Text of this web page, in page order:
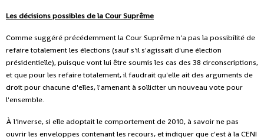
Les décisions possibles de la Cour Suprême
Comme suggéré précédemment la Cour Suprême n'a pas la possibilité de
refaire totalement les élections (sauf s'il s'agissait d'une élection
présidentielle), puisque vont lui être soumis les cas des 38 circonscriptions,
et que pour les refaire totalement, il faudrait qu'elle ait des arguments de
droit pour chacune d'elles, l'amenant à solliciter un nouveau vote pour
l'ensemble.
À l'inverse, si elle adoptait le comportement de 2010, à savoir ne pas
ouvrir les enveloppes contenant les recours, et indiquer que c'est à la CENI